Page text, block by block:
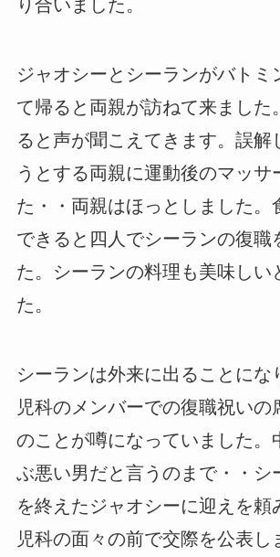
り合いました。
ジャオシーとシーランがバトミ
て帰ると両親が訪ねて来ました
ると声が聞こえてきます。誤解
うとする両親に運動後のマッサ
た・・両親はほっとしました。
できると四人でシーランの復職
た。シーランの料理も美味しい
た。
シーランは外来に出ることにな
児科のメンバーでの復職祝いの
のことが噂になっていました。
ぶ悪い男だと言うのまで・・シ
を終えたジャオシーに迎えを頼
児科の面々の前で交際を公表し